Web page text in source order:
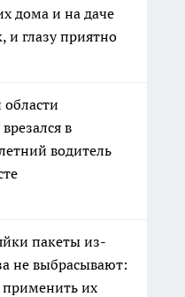
дома и на даче
глазу приятно
в
водитель
пакеты из-
не выбрасывают:
применить их